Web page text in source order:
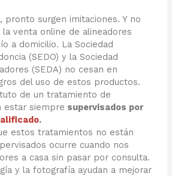
pronto surgen imitaciones. Y no
venta online de alineadores
a domicilio. La Sociedad
(SEDO) y la Sociedad
(SEDA) no cesan en
del uso de estos productos.
de un tratamiento de
estar siempre supervisados por
.
estos tratamientos no están
ocurre cuando nos
a casa sin pasar por consulta.
y la fotografía ayudan a mejorar